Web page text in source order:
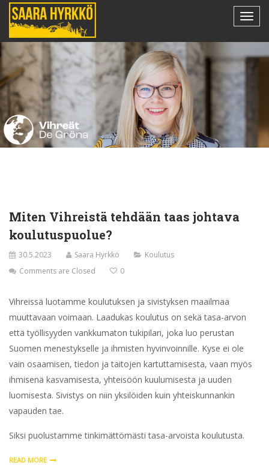
Miten Vihreistä tehdään taas johtava
koulutuspuolue?
30.5.2023 Saara Hyrkkö
Koulutus
Comments are Closed
0
Vihreissä luotamme koulutuksen ja sivistyksen maailmaa
muuttavaan voimaan. Laadukas koulutus on sekä tasa-arvon
että työllisyyden vankkumaton tukipilari, joka luo perustan
Suomen menestykselle ja ihmisten hyvinvoinnille. Kyse ei ole
vain osaamisen, tiedon ja taitojen kartuttamisesta, vaan myös
ihmisenä kasvamisesta, yhteisöön kuulumisesta ja uuden
luomisesta. Sivistys on niin yksilöiden kuin yhteiskunnankin
vapauden tae.
Siksi puolustamme tinkimättömästi tasa-arvoista koulutusta.
READ MORE